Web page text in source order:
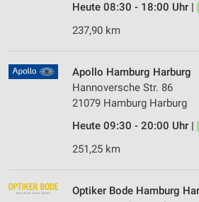
Heute 08:30 - 18:00 Uhr |
237,90 km
Apollo Hamburg Harburg
Hannoversche Str. 86
21079 Hamburg Harburg
Heute 09:30 - 20:00 Uhr |
251,25 km
Optiker Bode Hamburg